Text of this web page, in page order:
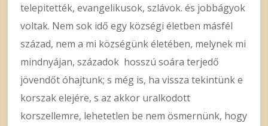
telepitették, evangelikusok, szlávok. és jobbágyok
voltak. Nem sok idő egy községi életben másfél
század, nem a mi községünk életében, melynek mi
mindnyájan, századok hosszú soára terjedő
jövendőt óhajtunk; s még is, ha vissza tekintünk e
korszak elejére, s az akkor uralkodott
korszellemre, lehetetlen be nem ösmernünk, hogy